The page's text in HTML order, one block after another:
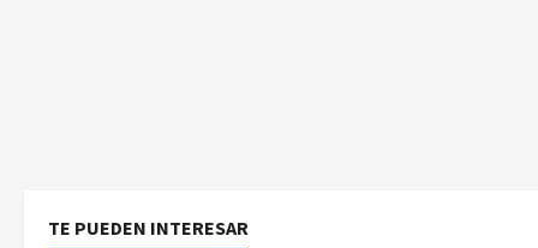
TE PUEDEN INTERESAR